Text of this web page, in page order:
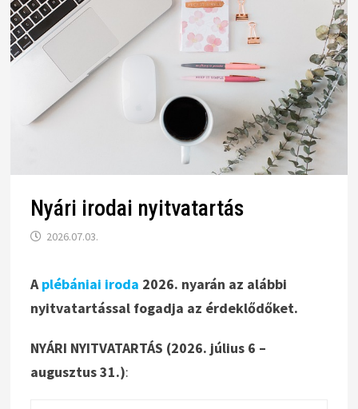
Nyári irodai nyitvatartás
2026.07.03.
Aplébániai iroda 2026. nyarán az alábbi
nyitvatartással fogadja az érdeklődőket.
NYÁRI NYITVATARTÁS (2026. július 6 –
augusztus 31.):